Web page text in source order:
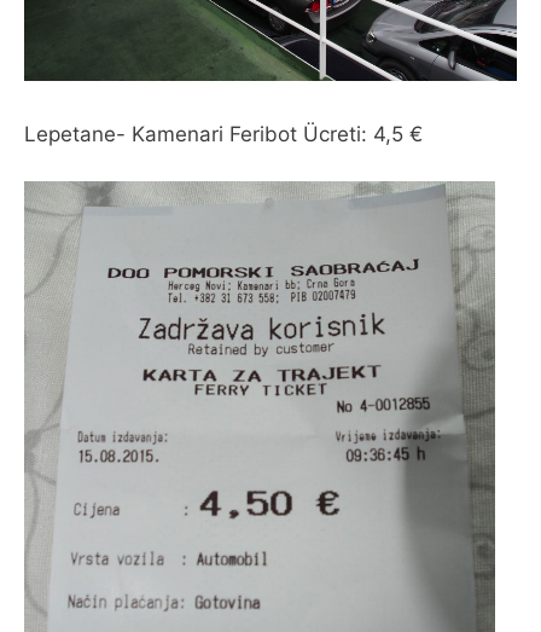
Lepetane- Kamenari Feribot Ücreti: 4,5 €